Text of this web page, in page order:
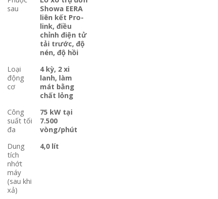
sau
Showa EERA
liên kết Pro-
link, điều
chỉnh điện tử
tải trước, độ
nén, độ hồi
Loại
động
cơ
4 kỳ, 2 xi
lanh, làm
mát bằng
chất lỏng
Công
suất tối
đa
75 kW tại
7.500
vòng/phút
Dung
tích
nhớt
máy
(sau khi
xả)
4,0 lít